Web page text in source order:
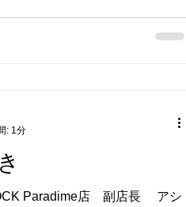
Paradime店 副店長 アシ
: 1分